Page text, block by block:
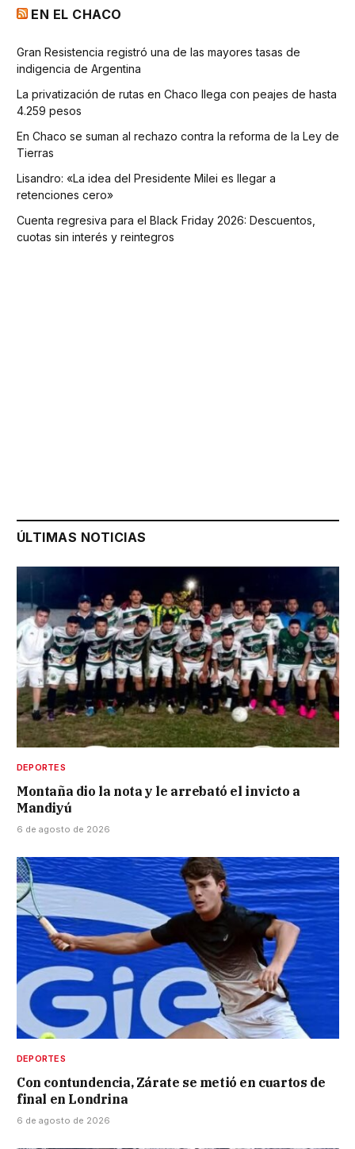
EN EL CHACO
Gran Resistencia registró una de las mayores tasas de
indigencia de Argentina
La privatización de rutas en Chaco llega con peajes de hasta
4.259 pesos
En Chaco se suman al rechazo contra la reforma de la Ley de
Tierras
Lisandro: «La idea del Presidente Milei es llegar a
retenciones cero»
Cuenta regresiva para el Black Friday 2026: Descuentos,
cuotas sin interés y reintegros
ÚLTIMAS NOTICIAS
DEPORTES
Montaña dio la nota y le arrebató el invicto a
Mandiyú
6 de agosto de 2026
DEPORTES
Con contundencia, Zárate se metió en cuartos de
final en Londrina
6 de agosto de 2026